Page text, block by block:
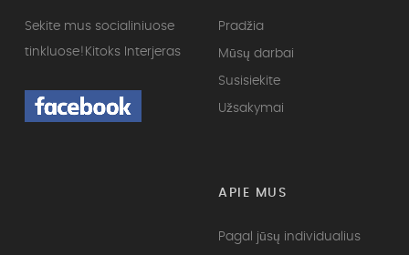
Sekite mus socialiniuose
tinkluose! Kitoks Interjeras
Pradžia
Mūsų darbai
Susisiekite
Užsakymai
APIE MUS
Pagal jūsų individualius